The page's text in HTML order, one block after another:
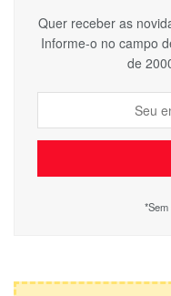
Quer receber as
Informe-o no campo
de